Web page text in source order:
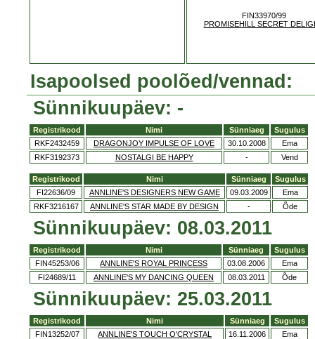
FIN33970/99
PROMISEHILL SECRET
Isapoolsed poolõed/vennad:
Sünnikuupäev: -
Registrikood Nimi Sünniaeg
Sugulus
RKF2432459
DRAGONJOY IMPULSE OF LOVE 30.10.2008
Ema
RKF3192373
NOSTALGI BE HAPPY - Vend
Registrikood Nimi Sünniaeg
Sugulus
FI22636/09
ANNLINE'S DESIGNERS NEW GAME 09.03.2009
Ema
RKF3216167
ANNLINE'S STAR MADE BY DESIGN - Õde
Sünnikuupäev: 08.03.2011
Registrikood Nimi Sünniaeg
Sugulus
FIN45253/06
ANNLINE'S ROYAL PRINCESS 03.08.2006
Ema
FI24689/11
ANNLINE'S MY DANCING QUEEN 08.03.2011 Õde
Sünnikuupäev: 25.03.2011
Registrikood Nimi Sünniaeg
Sugulus
FIN13252/07
ANNLINE'S TOUCH O'CRYSTAL 16.11.2006
Ema